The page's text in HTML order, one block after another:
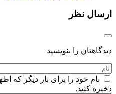
ارسال نظر
دیدگاهتان را بنویسید
نام خود را برای بار دیگر که
ذخیره کنید.